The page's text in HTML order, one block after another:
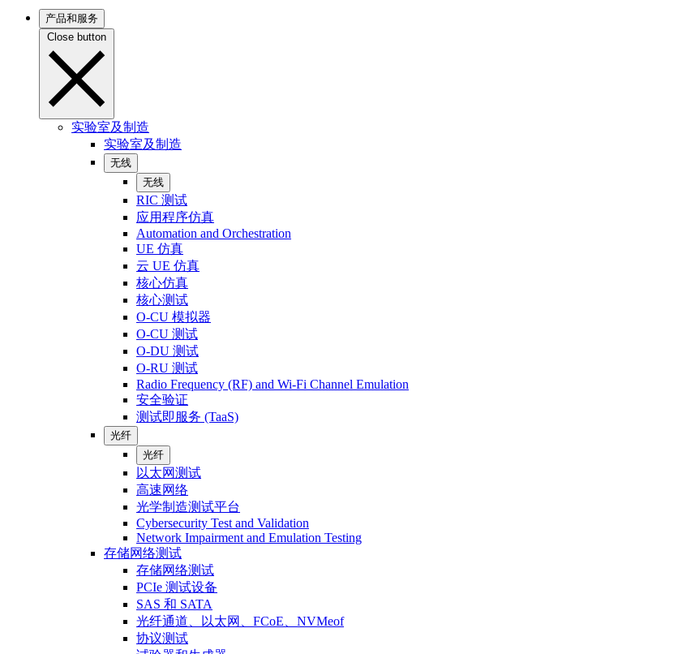
产品和服务
Close button
实验室及制造
实验室及制造
无线
无线
RIC 测试
应用程序仿真
Automation and Orchestration
UE 仿真
云 UE 仿真
核心仿真
核心测试
O-CU 模拟器
O-CU 测试
O-DU 测试
O-RU 测试
Radio Frequency (RF) and Wi-Fi Channel Emulation
安全验证
测试即服务 (TaaS)
光纤
光纤
以太网测试
高速网络
光学制造测试平台
Cybersecurity Test and Validation
Network Impairment and Emulation Testing
存储网络测试
存储网络测试
PCIe 测试设备
SAS 和 SATA
光纤通道、以太网、FCoE、NVMeof
协议测试